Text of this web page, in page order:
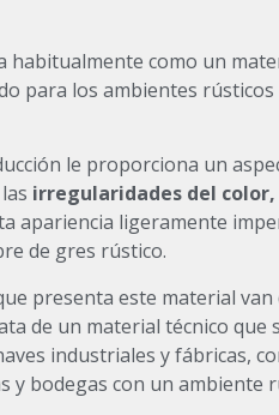
habitualmente como un
para los ambientes rústicos
le proporciona un
irregularidades del color,
apariencia ligeramente
de gres rústico.
presenta este material van
de un material técnico que
industriales y fábricas,
y bodegas con un ambiente